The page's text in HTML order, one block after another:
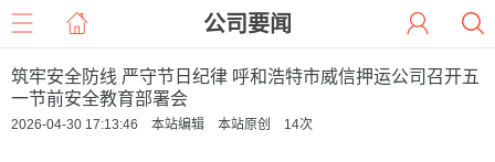
公司要闻
筑牢安全防线 严守节日纪律 呼和浩特市威信押运公司召开五
一节前安全教育部署会
2026-04-30 17:13:46 本站编辑 本站原创 14次